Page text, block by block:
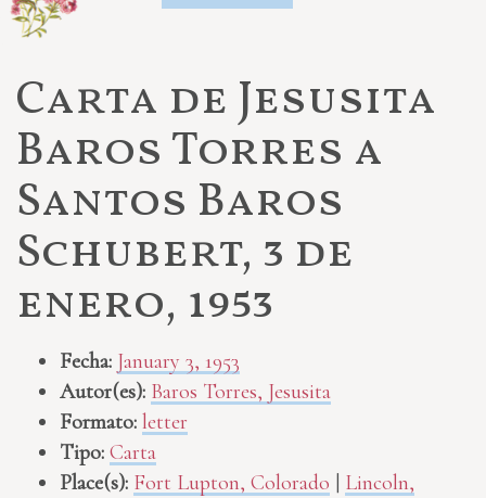
Carta de Jesusita
Baros Torres a
Santos Baros
Schubert, 3 de
enero, 1953
Fecha: January 3, 1953
Autor(es): Baros Torres, Jesusita
Formato: letter
Tipo: Carta
Place(s): Fort Lupton, Colorado
Lincoln,